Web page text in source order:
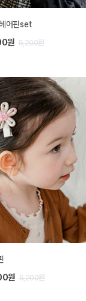
어핀set
원 5,200원
원 5,200원